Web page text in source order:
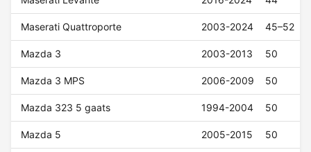
Maserati Quattroporte 2003-2024 45–52
Mazda 3 2003-2013 50
Mazda 3 MPS 2006-2009 50
Mazda 323 5 gaats 1994-2004 50
Mazda 5 2005-2015 50